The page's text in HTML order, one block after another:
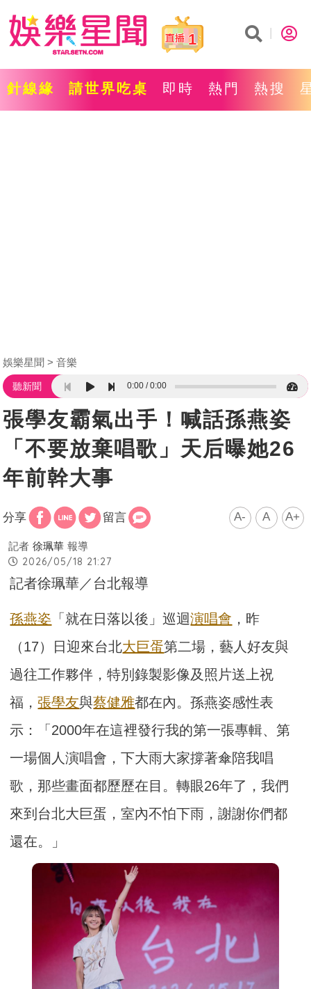
1
針線緣 請世界吃桌 即時 熱門 熱搜
娛樂星聞 音樂
聽新聞 0:00 0:00
張學友霸氣出手！喊話孫燕姿
「不要放棄唱歌」天后曝她26
年前幹大事
分享 留言 A- A A+
記者 徐珮華 報導
2026/05/18 21:27
記者徐珮華／台北報導
孫燕姿 「就在日落以後」巡迴演唱會 ，昨
（17）日迎來台北大巨蛋第二場，藝人好友與
過往工作夥伴，特別錄製影像及照片送上祝
福，張學友與蔡健雅都在內。孫燕姿感性表
示：「2000年在這裡發行我的第一張專輯、第
一場個人演唱會，下大雨大家撐著傘陪我唱
歌，那些畫面都歷歷在目。轉眼26年了，我們
來到台北大巨蛋，室內不怕下雨，謝謝你們都
還在。」